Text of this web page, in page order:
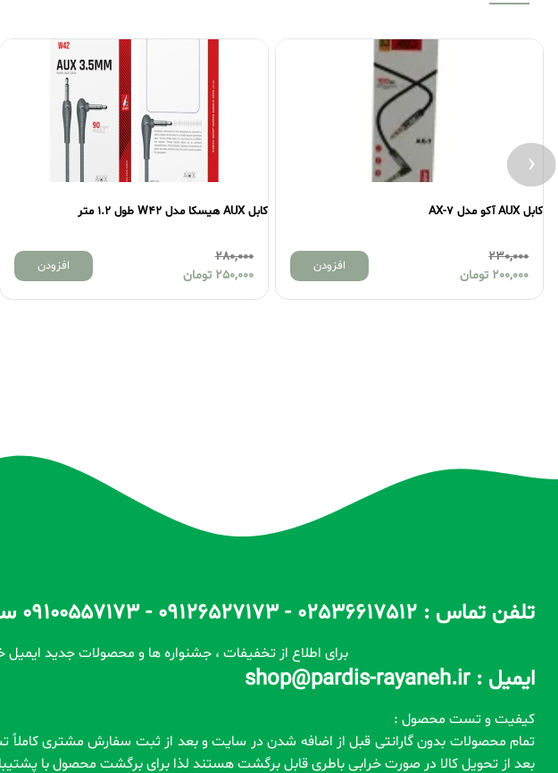
کابل AUX آکو مدل AX-7
230,000
200,000 تومان
افزودن
کابل AUX هیسکا مدل W42 طول 1.2 متر
280,000
250,000 تومان
افزودن
‹
تلفن تماس : 02536617512 - 09126527173 - 09100557173 ساعات پاسخگویی : 10 الی 14 / 17 الی 22
برای اطلاع از تخفیفات ، جشنواره ها و محصولات جدید ایمیل
ایمیل : shop@pardis-rayaneh.ir
کیفیت و تست محصول :
بعد از تحویل کالا در صورت خرابی باطری قابل برگشت هستند لذا برای برگشت محصول با